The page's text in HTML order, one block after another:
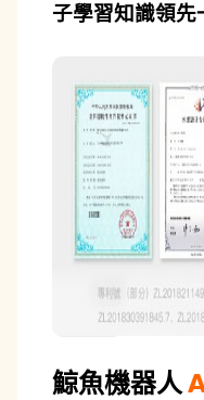
子學習知識領先
鯨魚機器人